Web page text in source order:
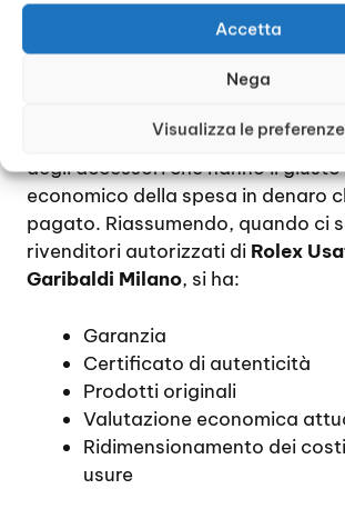
Accetta
Nega
Visualizza le preferenze
danni che ne compromettono la
estetica. Ecco dunque che si
ulteriore diminuzione dei costi.
Ciò consente di avere la sicurezza
degli accessori che hanno il
economico della spesa in denaro
pagato. Riassumendo, quando ci
rivenditori autorizzati di Rolex
Garibaldi Milano, si ha:
Garanzia
Certificato di autenticità
Prodotti originali
Valutazione economica
Ridimensionamento dei
usure